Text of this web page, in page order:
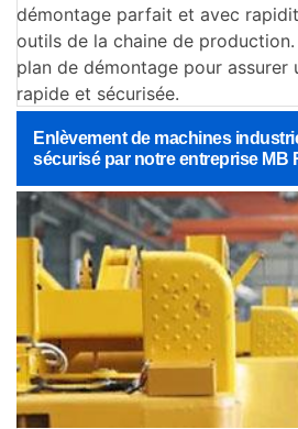
démontage parfait et avec
outils de la chaine de
plan de démontage pour assurer
rapide et sécurisée.
Enlèvement de machines
sécurisé par notre entreprise MB